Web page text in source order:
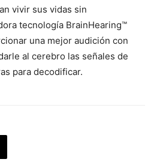
vivir sus vidas sin
tecnología BrainHearing™
una mejor audición con
al cerebro las señales de
para decodificar.